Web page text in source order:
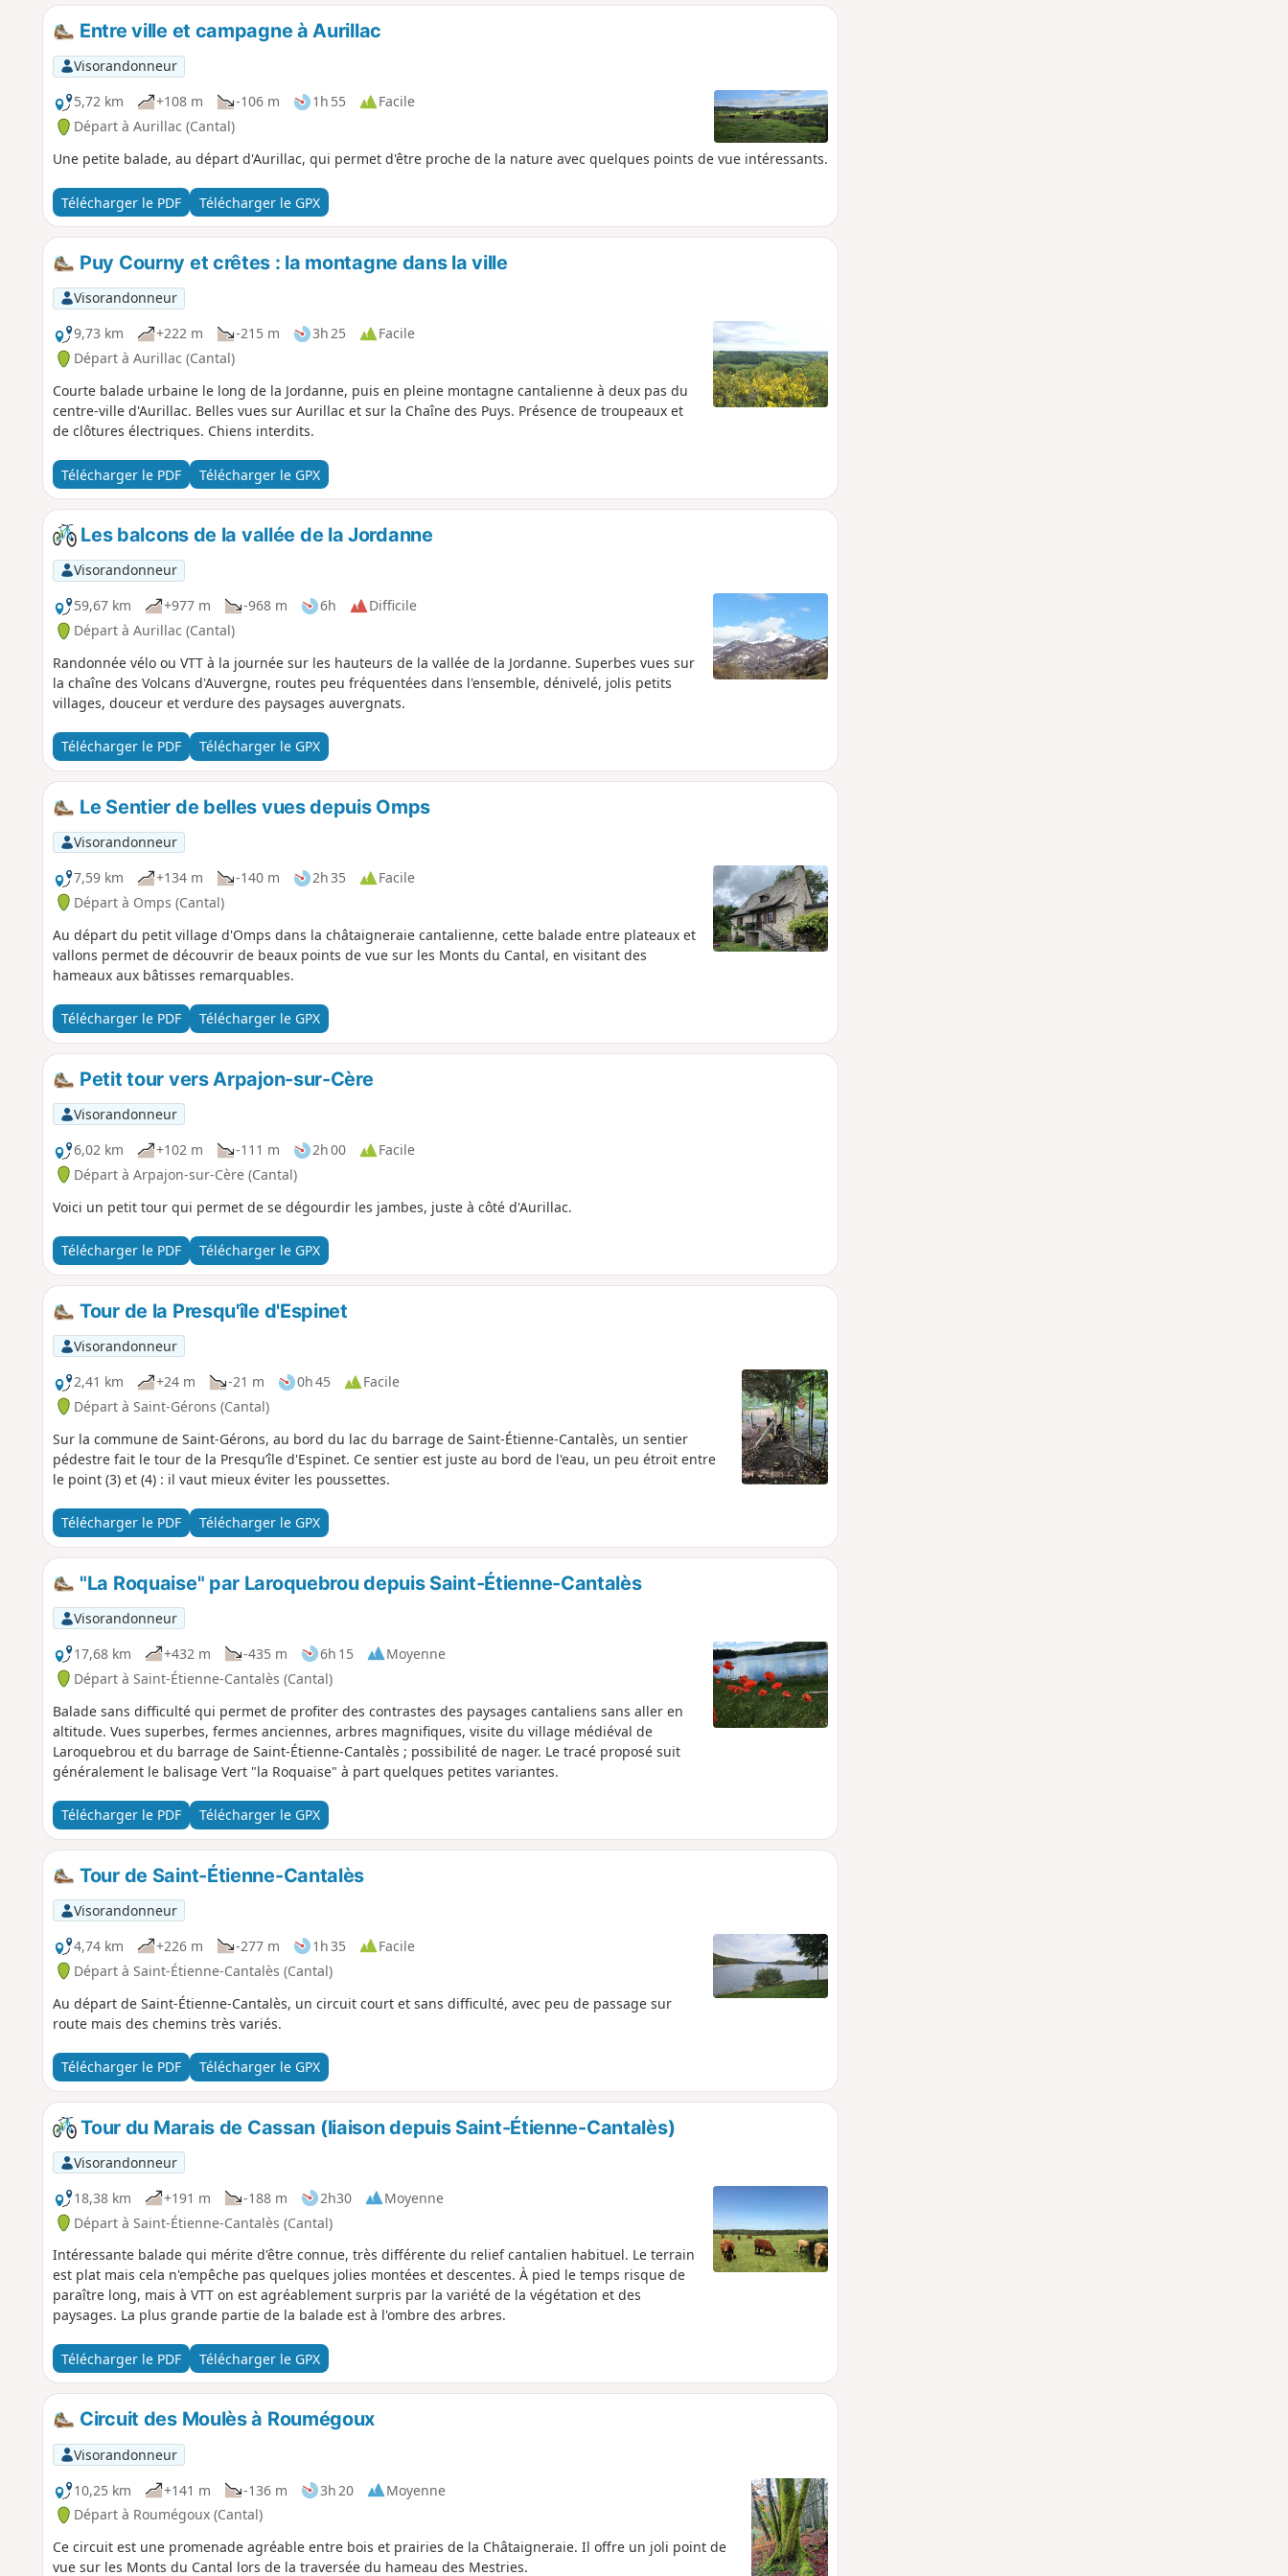
Entre ville et campagne à Aurillac
Visorandonneur
5,72 km
+108 m -106 m 1h 55
Facile
Départ à Aurillac (Cantal)
Une petite balade, au départ d'Aurillac, qui permet d'être proche de la nature avec quelques points de vue intéressants.
Télécharger le PDF Télécharger le GPX
Puy Courny et crêtes : la montagne dans la ville
Visorandonneur
9,73 km
+222 m -215 m 3h 25
Facile
Départ à Aurillac (Cantal)
Courte balade urbaine le long de la Jordanne, puis en pleine montagne cantalienne à deux pas du
centre-ville d'Aurillac. Belles vues sur Aurillac et sur la Chaîne des Puys. Présence de troupeaux et
de clôtures électriques. Chiens interdits.
Télécharger le PDF Télécharger le GPX
Les balcons de la vallée de la Jordanne
Visorandonneur
59,67 km
+977 m -968 m 6h
Difficile
Départ à Aurillac (Cantal)
Randonnée vélo ou VTT à la journée sur les hauteurs de la vallée de la Jordanne. Superbes vues sur
la chaîne des Volcans d'Auvergne, routes peu fréquentées dans l'ensemble, dénivelé, jolis petits
villages, douceur et verdure des paysages auvergnats.
Télécharger le PDF Télécharger le GPX
Le Sentier de belles vues depuis Omps
Visorandonneur
7,59 km
+134 m -140 m 2h 35
Facile
Départ à Omps (Cantal)
Au départ du petit village d'Omps dans la châtaigneraie cantalienne, cette balade entre plateaux et
vallons permet de découvrir de beaux points de vue sur les Monts du Cantal, en visitant des
hameaux aux bâtisses remarquables.
Télécharger le PDF Télécharger le GPX
Petit tour vers Arpajon-sur-Cère
Visorandonneur
6,02 km
+102 m -111 m 2h 00
Facile
Départ à Arpajon-sur-Cère (Cantal)
Voici un petit tour qui permet de se dégourdir les jambes, juste à côté d'Aurillac.
Télécharger le PDF Télécharger le GPX
Tour de la Presqu'île d'Espinet
Visorandonneur
2,41 km
+24 m -21 m 0h 45
Facile
Départ à Saint-Gérons (Cantal)
Sur la commune de Saint-Gérons, au bord du lac du barrage de Saint-Étienne-Cantalès, un sentier
pédestre fait le tour de la Presqu’île d'Espinet. Ce sentier est juste au bord de l'eau, un peu étroit entre
le point (3) et (4) : il vaut mieux éviter les poussettes.
Télécharger le PDF Télécharger le GPX
"La Roquaise" par Laroquebrou depuis Saint-Étienne-Cantalès
Visorandonneur
17,68 km
+432 m -435 m 6h 15
Moyenne
Départ à Saint-Étienne-Cantalès (Cantal)
Balade sans difficulté qui permet de profiter des contrastes des paysages cantaliens sans aller en
altitude. Vues superbes, fermes anciennes, arbres magnifiques, visite du village médiéval de
Laroquebrou et du barrage de Saint-Étienne-Cantalès ; possibilité de nager. Le tracé proposé suit
généralement le balisage Vert "la Roquaise" à part quelques petites variantes.
Télécharger le PDF Télécharger le GPX
Tour de Saint-Étienne-Cantalès
Visorandonneur
4,74 km
+226 m -277 m 1h 35
Facile
Départ à Saint-Étienne-Cantalès (Cantal)
Au départ de Saint-Étienne-Cantalès, un circuit court et sans difficulté, avec peu de passage sur
route mais des chemins très variés.
Télécharger le PDF Télécharger le GPX
Tour du Marais de Cassan (liaison depuis Saint-Étienne-Cantalès)
Visorandonneur
18,38 km
+191 m -188 m 2h30
Moyenne
Départ à Saint-Étienne-Cantalès (Cantal)
Intéressante balade qui mérite d'être connue, très différente du relief cantalien habituel. Le terrain
est plat mais cela n'empêche pas quelques jolies montées et descentes. À pied le temps risque de
paraître long, mais à VTT on est agréablement surpris par la variété de la végétation et des
paysages. La plus grande partie de la balade est à l'ombre des arbres.
Télécharger le PDF Télécharger le GPX
Circuit des Moulès à Roumégoux
Visorandonneur
10,25 km
+141 m -136 m 3h 20
Moyenne
Départ à Roumégoux (Cantal)
Ce circuit est une promenade agréable entre bois et prairies de la Châtaigneraie. Il offre un joli point de
vue sur les Monts du Cantal lors de la traversée du hameau des Mestries.